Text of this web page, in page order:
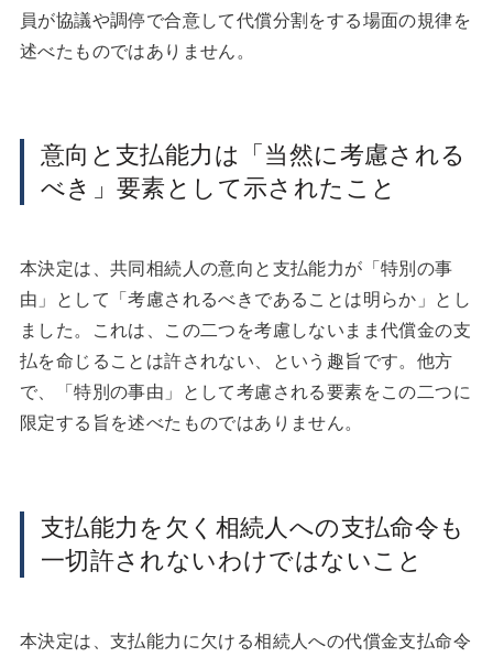
員が協議や調停で合意して代償分割をする場面の規律を
述べたものではありません。
意向と支払能力は「当然に考慮される
べき」要素として示されたこと
本決定は、共同相続人の意向と支払能力が「特別の事
由」として「考慮されるべきであることは明らか」とし
ました。これは、この二つを考慮しないまま代償金の支
払を命じることは許されない、という趣旨です。他方
で、「特別の事由」として考慮される要素をこの二つに
限定する旨を述べたものではありません。
支払能力を欠く相続人への支払命令も
一切許されないわけではないこと
本決定は、支払能力に欠ける相続人への代償金支払命令